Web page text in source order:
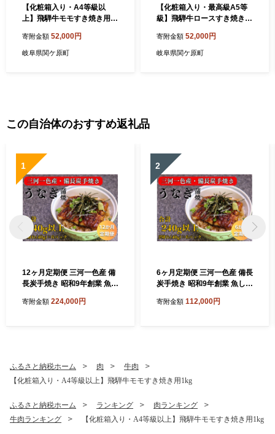
【化粧箱入り・A4等級以
上】飛騨牛モモすき焼き用9
寄附金額 52,000円
岐阜県関ケ原町
【化粧箱入り・最高級A5等
級】飛騨牛ロースすき焼き用
寄附金額 52,000円
岐阜県関ケ原町
この自治体のおすすめ返礼品
1
12ヶ月定期便 三河一色産 備
長炭手焼き 昭和9年創業 魚し
切れ×6パック
寄附金額 224,000円
2
6ヶ月定期便 三河一色産 備長
炭手焼き 昭和9年創業 魚しげ
れ×6パック
寄附金額 112,000円
ふるさと納税ホーム 肉
牛肉
【化粧箱入り・A4等級以上】飛騨牛モモすき焼き用1kg
ふるさと納税ホーム ランキング
肉ランキング
牛肉ランキング
【化粧箱入り・A4等級以上】飛騨牛モモすき焼き用1kg